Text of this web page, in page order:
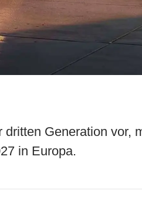
Generation vor,
in Europa.